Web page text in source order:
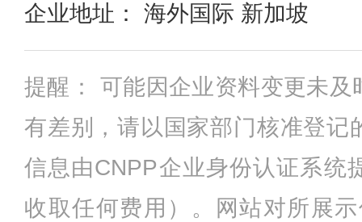
企业地址： 海外国际 新加坡
提醒： 可能因企业资料变更未
有差别，请以国家部门核准登记
信息由CNPP企业身份认证系统
收取任何费用）。网站对所展